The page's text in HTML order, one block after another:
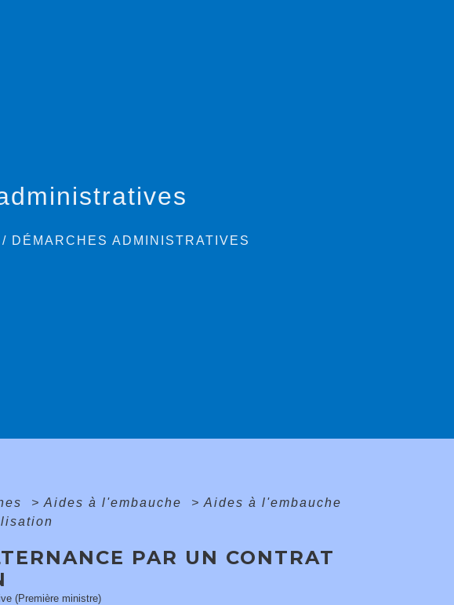
/ DÉMARCHES ADMINISTRATIVES
> Aides à l'embauche > Aides à l'embauche
PAR UN CONTRAT
(Première ministre)